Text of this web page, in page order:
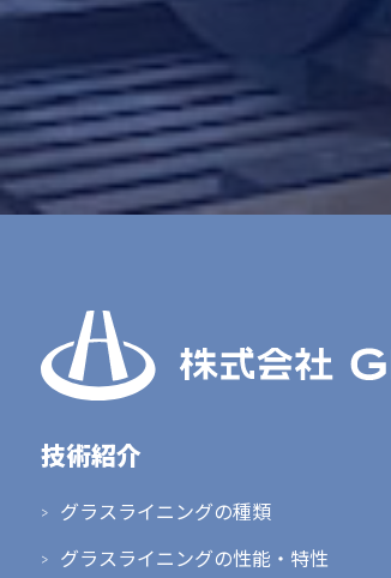
技術紹介
グラスライニングの種類
グラスライニングの性能・特性